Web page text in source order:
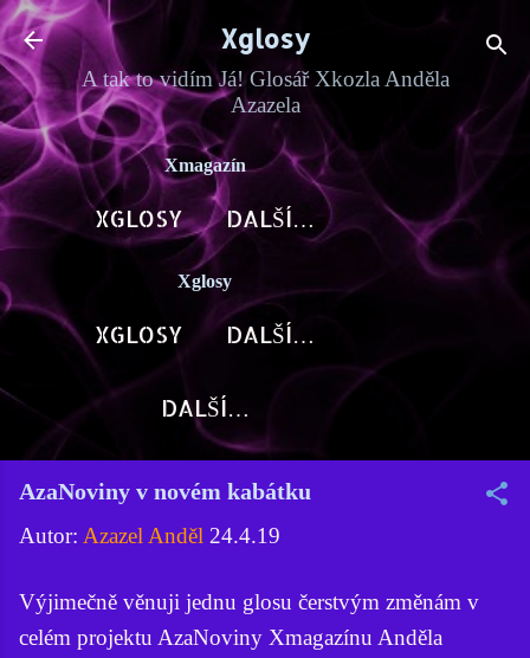
Přeskočit na hlavní obsah
Xglosy
A tak to vidím Já! Glosář Xkozla Anděla
Azazela
Xmagazín
XGLOSY DALŠÍ…
Xglosy
XGLOSY DALŠÍ…
DALŠÍ…
AzaNoviny v novém kabátku
Autor: Azazel Anděl 24.4.19
Výjimečně věnuji jednu glosu čerstvým změnám v
celém projektu AzaNoviny Xmagazínu Anděla